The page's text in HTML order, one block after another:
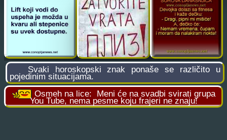
Svaki horoskopski znak ponaše se različito u
pojedinim situacijama.
Osmeh na lice: Meni će na svadbi svirati grupa
You Tube, nema pesme koju frajeri ne znaju!